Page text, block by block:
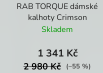
RAB TORQUE dámské
kalhoty Crimson
Skladem
1 341 Kč
2 980 Kč (–55 %)